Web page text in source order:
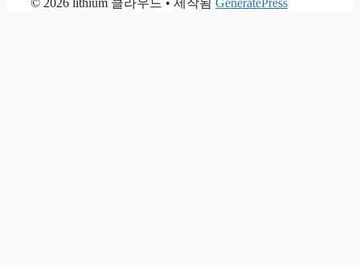
© 2026 lithium 클라우드 • 제작됨 GeneratePress